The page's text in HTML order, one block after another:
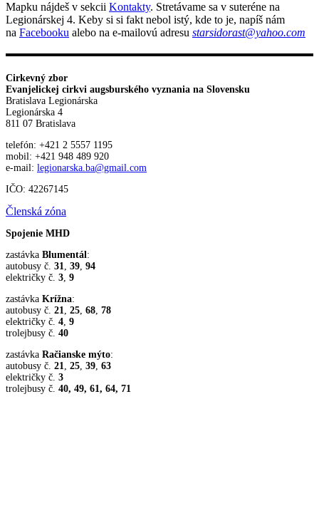
Mapku nájdeš v sekcii Kontakty. Stretávame sa v suteréne na
Legionárskej 4. Keby si si fakt nebol istý, kde to je, napíš nám
na Facebooku alebo na e-mailovú adresu starsidorast@yahoo.com
Cirkevný zbor
Evanjelickej cirkvi augsburského vyznania na Slovensku
Bratislava Legionárska
Legionárska 4
811 07 Bratislava
telefón: +421 2 5557 1195
mobil: +421 948 489 920
e-mail: legionarska.ba@gmail.com
IČO: 42267145
Členská zóna
Spojenie MHD
zastávka Blumentál:
autobusy č. 31, 39, 94
električky č. 3, 9
zastávka Krížna:
autobusy č. 21, 25, 68, 78
električky č. 4, 9
trolejbusy č. 40
zastávka Račianske mýto:
autobusy č. 21, 25, 39, 63
električky č. 3
trolejbusy č. 40, 49, 61, 64, 71